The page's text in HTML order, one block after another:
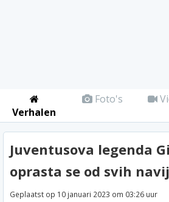
Verhalen
Foto's
Juventusova legenda
oprasta se od svih
Geplaatst op 10 januari 2023 om 03:26 uur